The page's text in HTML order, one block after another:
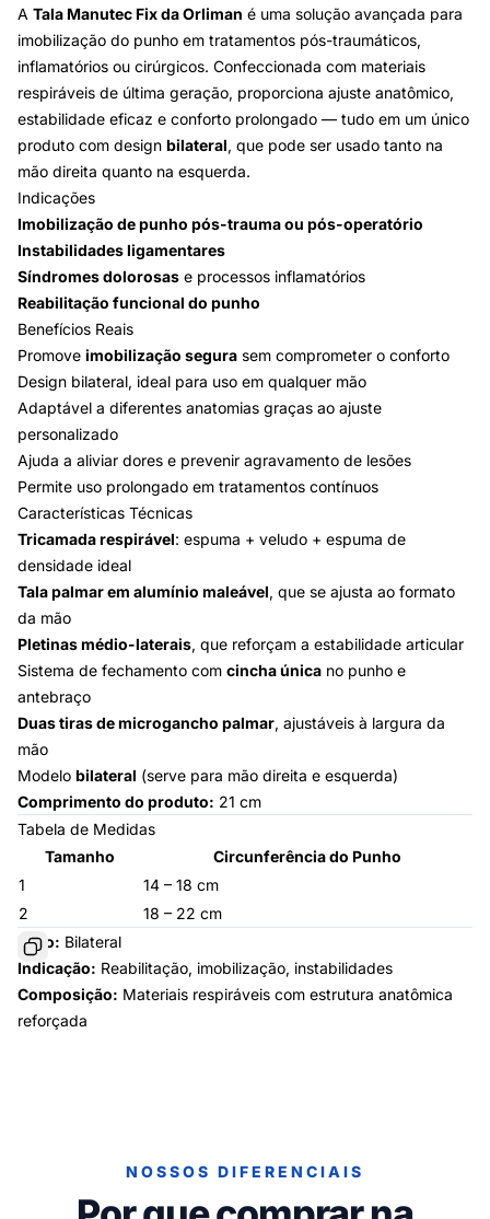
A Tala Manutec Fix da Orliman é uma solução avançada para
imobilização do punho em tratamentos pós-traumáticos,
inflamatórios ou cirúrgicos. Confeccionada com materiais
respiráveis de última geração, proporciona ajuste anatômico,
estabilidade eficaz e conforto prolongado — tudo em um único
produto com design bilateral, que pode ser usado tanto na
mão direita quanto na esquerda.
Indicações
Imobilização de punho pós-trauma ou pós-operatório
Instabilidades ligamentares
Síndromes dolorosas e processos inflamatórios
Reabilitação funcional do punho
Benefícios Reais
Promove imobilização segura sem comprometer o conforto
Design bilateral, ideal para uso em qualquer mão
Adaptável a diferentes anatomias graças ao ajuste
personalizado
Ajuda a aliviar dores e prevenir agravamento de lesões
Permite uso prolongado em tratamentos contínuos
Características Técnicas
Tricamada respirável: espuma + veludo + espuma de
densidade ideal
Tala palmar em alumínio maleável, que se ajusta ao formato
da mão
Pletinas médio-laterais, que reforçam a estabilidade articular
Sistema de fechamento com cincha única no punho e
antebraço
Duas tiras de microgancho palmar, ajustáveis à largura da
mão
Modelo bilateral (serve para mão direita e esquerda)
Comprimento do produto: 21 cm
Tabela de Medidas
Tamanho
Circunferência do Punho
1
14 – 18 cm
2
18 – 22 cm
Lado: Bilateral
Indicação: Reabilitação, imobilização, instabilidades
Composição: Materiais respiráveis com estrutura anatômica
reforçada
NOSSOS DIFERENCIAIS